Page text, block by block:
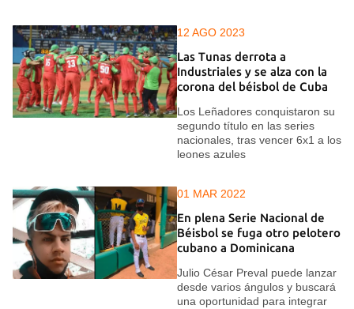
12 AGO 2023
Las Tunas derrota a
Industriales y se alza con la
corona del béisbol de Cuba
Los Leñadores conquistaron su
segundo título en las series
nacionales, tras vencer 6x1 a los
leones azules
01 MAR 2022
En plena Serie Nacional de
Béisbol se fuga otro pelotero
cubano a Dominicana
Julio César Preval puede lanzar
desde varios ángulos y buscará
una oportunidad para integrar